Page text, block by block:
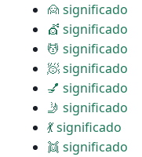
🙍 significado
💇 significado
💆 significado
🧖 significado
💅 significado
🤳 significado
💃 significado
👯 significado